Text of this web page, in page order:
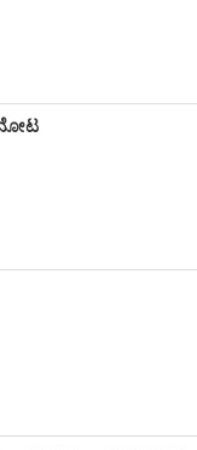
ನೋಟ